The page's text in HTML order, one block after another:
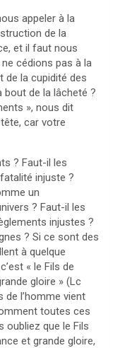
appeler à la
de la
et il faut nous
cédions pas à la
de la cupidité des
bout de la lâcheté ?
», nous dit
car votre
? Faut-il les
injuste ?
un
? Faut-il les
injustes ?
? Si ce sont des
à quelque
« le Fils de
gloire » (Lc
de l’homme vient
toutes ces
oubliez que le Fils
et grande gloire,